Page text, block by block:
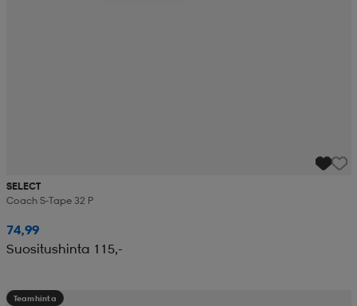
SELECT
Coach S-Tape 32 P
74,99
Suositushinta 115,-
Teamhinta